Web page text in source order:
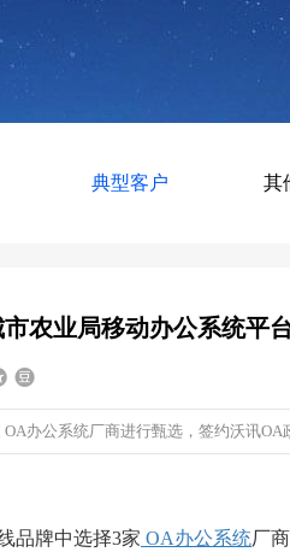
典型客户 其
农业局移动办公系统平
办公系统厂商进行甄选，签约沃讯OA
品牌中选择3家 OA办公系统厂